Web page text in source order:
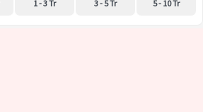
1 - 3 Tr 3 - 5 Tr 5 - 10 Tr